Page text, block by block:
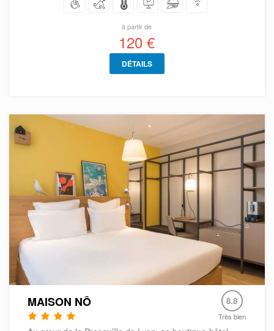
à partir de
120 €
DÉTAILS
MAISON NÔ 8.8
Très bien